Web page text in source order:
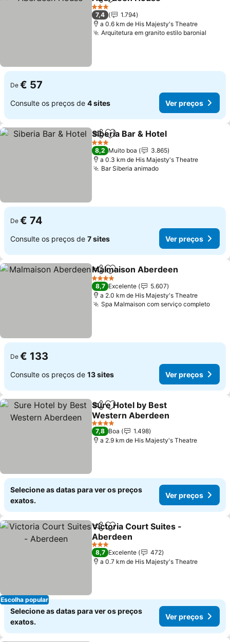
PartilharAdicionar aos favoritos
3 Estrelas
7,4
1.794
a 0.6 km de His Majesty's Theatre
Arquitetura em granito estilo baronial
De € 57
Consulte os preços de 4 sites Ver preços
PartilharAdicionar aos favoritos
Siberia Bar & Hotel
3 Estrelas
8,2 Muito boa
3.865
a 0.3 km de His Majesty's Theatre
Bar Siberia animadoVer preços
De € 74
Consulte os preços de 7 sites Ver preços
PartilharAdicionar aos favoritos
Malmaison Aberdeen
4 Estrelas
8,7 Excelente
5.607
a 2.0 km de His Majesty's Theatre
Spa Malmaison com serviço completoVer
De € 133
Consulte os preços de 13 sites Ver preços
PartilharAdicionar aos favoritos
Sure Hotel by Best
Western Aberdeen
Ver preços
4 Estrelas
7,8 Boa
1.498
a 2.9 km de His Majesty's Theatre
Selecione as datas para ver os preços
exatos.
Ver preços
Escolha popular
PartilharAdicionar aos favoritos
Victoria Court Suites -
Aberdeen
Ver preços
3 Estrelas
8,7 Excelente
472
a 0.7 km de His Majesty's Theatre
Selecione as datas para ver os preços
exatos.
Ver preços